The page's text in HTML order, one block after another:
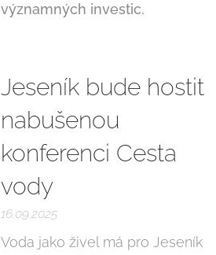
významných investic.
Jeseník bude hostit
nabušenou
konferenci Cesta
vody
16.09.2025
Voda jako živel má pro Jeseník